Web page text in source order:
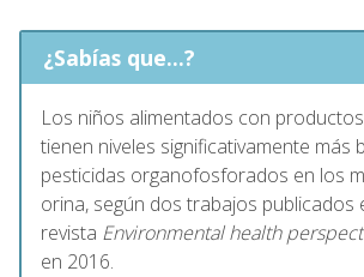
¿Sabías que...?
Los niños alimentados con
tienen niveles significativamente más
pesticidas organofosforados en los
orina, según dos trabajos publicados
revista Environmental health
en 2016.